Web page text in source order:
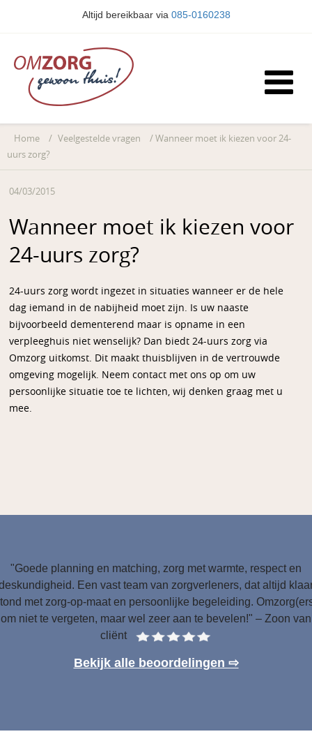
Altijd bereikbaar via 085-0160238
Home / Veelgestelde vragen / Wanneer moet ik kiezen voor 24-
uurs zorg?
04/03/2015
Wanneer moet ik kiezen voor
24-uurs zorg?
24-uurs zorg wordt ingezet in situaties wanneer er de hele
dag iemand in de nabijheid moet zijn. Is uw naaste
bijvoorbeeld dementerend maar is opname in een
verpleeghuis niet wenselijk? Dan biedt 24-uurs zorg via
Omzorg uitkomst. Dit maakt thuisblijven in de vertrouwde
omgeving mogelijk. Neem contact met ons op om uw
persoonlijke situatie toe te lichten, wij denken graag met u
mee.
"Goede planning en matching, zorg met warmte, respect en
Een vast team van zorgverleners, dat altijd
met zorg-op-maat en persoonlijke begeleiding.
om niet te vergeten, maar wel zeer aan te bevelen!" – Zoon van
cliënt
Bekijk alle beoordelingen ⇨